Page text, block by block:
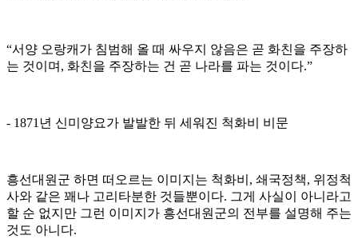
“서양 오랑캐가 침범해 올 때 싸우지 않음은 곧 화친을 주장하
는 것이며, 화친을 주장하는 건 곧 나라를 파는 것이다.”
- 1871년 신미양요가 발발한 뒤 세워진 척화비 비문
흥선대원군 하면 떠오르는 이미지는 척화비, 쇄국정책, 위정척
사와 같은 꽤나 고리타분한 것들뿐이다. 그게 사실이 아니라고
할 순 없지만 그런 이미지가 흥선대원군의 전부를 설명해 주는
것도 아니다.